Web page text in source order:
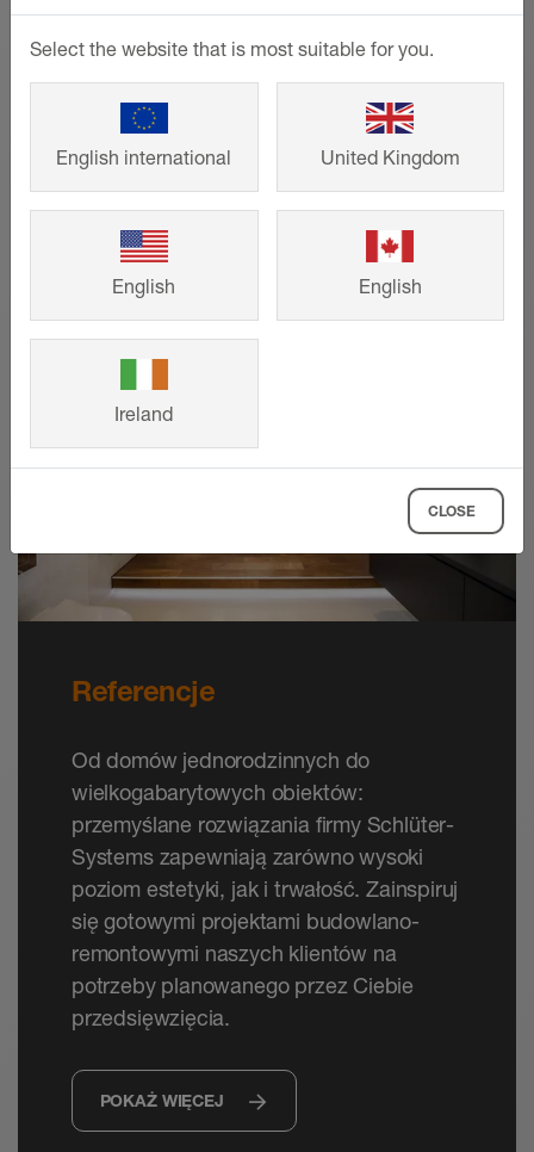
nasze produkty: oferujemy trzy
technologie personalizacji i nieskończone
możliwości kreacji.
Referencje
Od domów jednorodzinnych do
wielkogabarytowych obiektów:
przemyślane rozwiązania firmy Schlüter-
Systems zapewniają zarówno wysoki
poziom estetyki, jak i trwałość. Zainspiruj
się gotowymi projektami budowlano-
remontowymi naszych klientów na
potrzeby planowanego przez Ciebie
przedsięwzięcia.
POKAŻ WIĘCEJ
Select the website that is most suitable for you.
English international United Kingdom
English English
Ireland
CLOSE